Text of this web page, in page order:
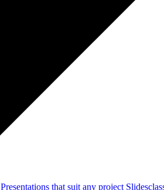
Presentations that suit any project